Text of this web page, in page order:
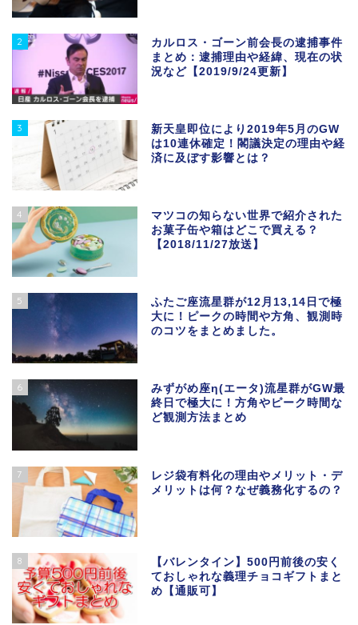
2
カルロス・ゴーン前会長の逮捕事件
まとめ：逮捕理由や経緯、現在の状
況など【2019/9/24更新】
3
新天皇即位により2019年5月のGW
は10連休確定！閣議決定の理由や経
済に及ぼす影響とは？
4
マツコの知らない世界で紹介された
お菓子缶や箱はどこで買える？
【2018/11/27放送】
5
ふたご座流星群が12月13,14日で極
大に！ピークの時間や方角、観測時
のコツをまとめました。
6
みずがめ座η(エータ)流星群がGW最
終日で極大に！方角やピーク時間な
ど観測方法まとめ
7
レジ袋有料化の理由やメリット・デ
メリットは何？なぜ義務化するの？
8
【バレンタイン】500円前後の安く
ておしゃれな義理チョコギフトまと
め【通販可】